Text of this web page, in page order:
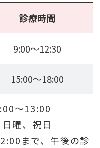
診療時間
9:00～12:30
15:00～18:00
～13:00
曜、祝日
まで、午後の診